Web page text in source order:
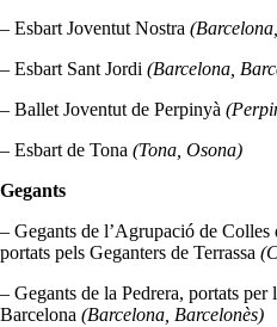
– Esbart Joventut Nostra
– Esbart Sant Jordi (Barcelona,
– Ballet Joventut de Perpinyà
– Esbart de Tona (Tona, Osona)
Gegants
– Gegants de l’Agrupació de Colles
portats pels Geganters de Terrassa
– Gegants de la Pedrera, portats
Barcelona (Barcelona, Barcelonès)